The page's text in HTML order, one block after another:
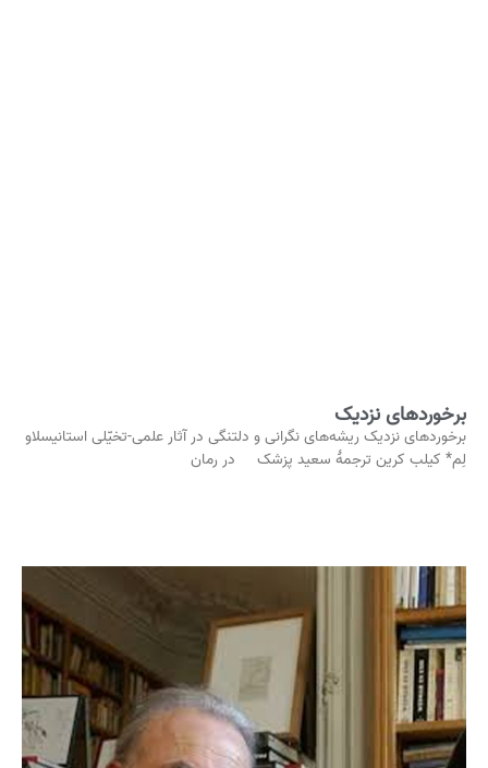
برخوردهای نزدیک
برخوردهای نزدیک ریشه‌های نگرانی و دلتنگی در آثار علمی-تخیّلی استانیسلاو
لِم* کیلب کرین ترجمۀ سعید پزشک در رمان